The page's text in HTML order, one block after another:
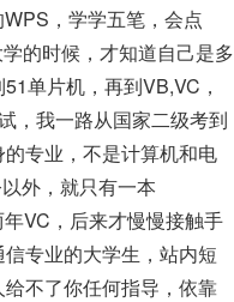
，学学五笔，会点
的时候，才知道自己是多
单片机，再到VB,VC，
，我一路从国家二级考到
专业，不是计算机和电
外，就只有一本
VC，后来才慢慢接触手
专业的大学生，站内短
不了你任何指导，依靠